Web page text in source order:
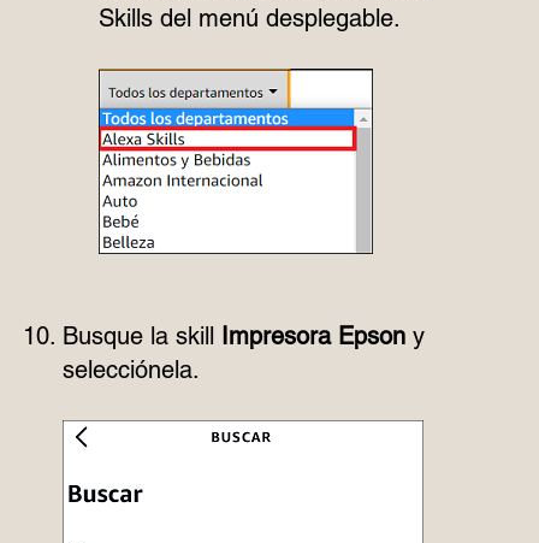
Skills del menú desplegable.
Busque la skill Impresora Epson y
selecciónela.